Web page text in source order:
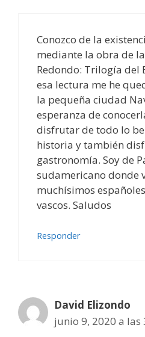
Conozco de la
mediante la obra de
Redondo: Trilogía del
esa lectura me he
la pequeña ciudad
esperanza de
disfrutar de todo lo
historia y también
gastronomía. Soy de
sudamericano donde
muchísimos
vascos. Saludos
Responder
David Elizondo
junio 9, 2020 a las